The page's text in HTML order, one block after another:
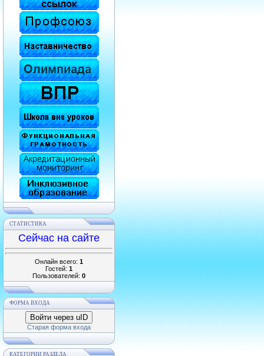
СТАТИСТИКА
Сейчас на сайте
Онлайн всего: 1
Гостей: 1
Пользователей: 0
ФОРМА ВХОДА
Войти через uID
Старая форма входа
КАТЕГОРИИ РАЗДЕЛА